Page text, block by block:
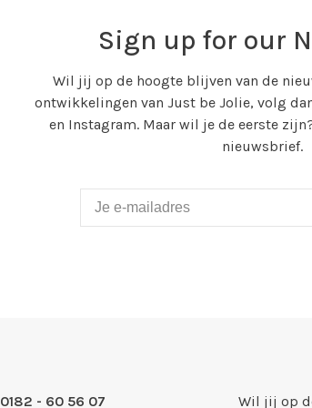
Sign up for our
Wil jij op de hoogte blijven van de
ontwikkelingen van Just be Jolie, volg
en Instagram. Maar wil je de eerste
nieuwsbrief.
0182 - 60 56 07 Wil jij op